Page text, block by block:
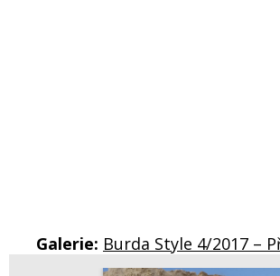
Galerie: Burda Style 4/2017 –